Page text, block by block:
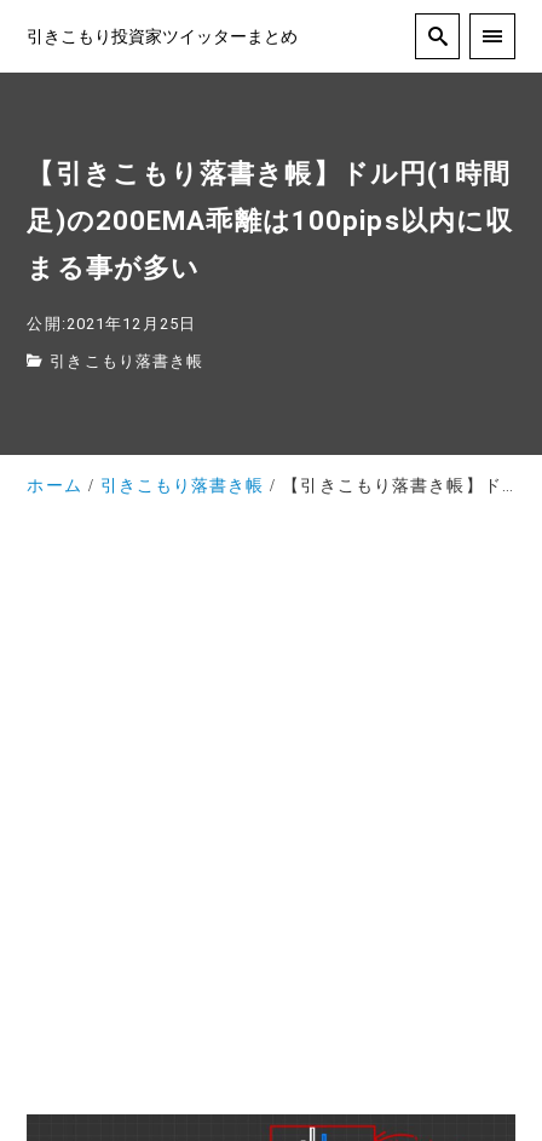
引きこもり投資家ツイッターまとめ
【引きこもり落書き帳】ドル円(1時間
足)の200EMA乖離は100pips以内に収
まる事が多い
公開:2021年12月25日
引きこもり落書き帳
ホーム 引きこもり落書き帳 【引きこもり落書き帳】ドル円(1時間足)の200EMA乖離は100pips以内に収まる事が多い